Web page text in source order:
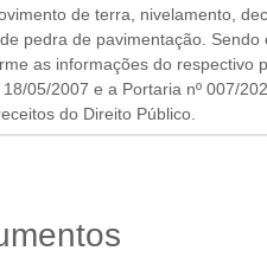
de terra, nivelamento,
pedra de pavimentação.
as informações do respectivo
05/2007 e a Portaria nº 007/
do Direito Público.